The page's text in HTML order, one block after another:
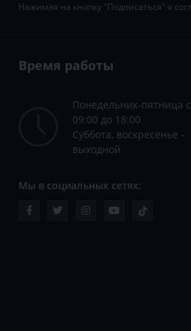
Нажимая на кнопку "Подписаться" я
Время работы
Понедельник-пятница с
09:00 до 18:00
Суббота, воскресенье -
выходной
Мы в социальных сетях: